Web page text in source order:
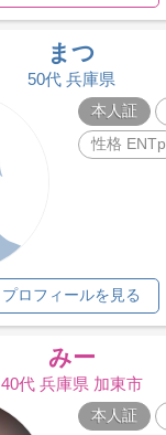
まつ
50代 兵庫県
本人証
性格 ENTp
プロフィールを見る
みー
40代 兵庫県 加東市
本人証